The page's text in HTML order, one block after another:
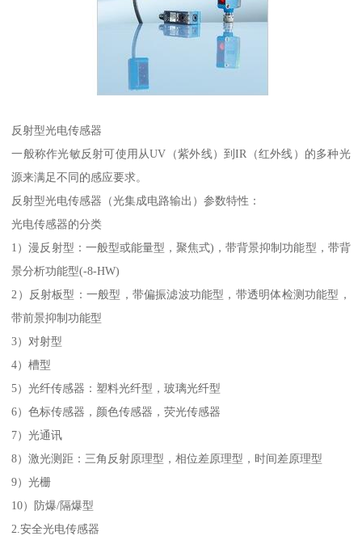
反射型光电传感器
一般称作光敏反射可使用从UV（紫外线）到IR（红外线）的多种光
源来满足不同的感应要求。
反射型光电传感器（光集成电路输出）参数特性：
光电传感器的分类
1）漫反射型：一般型或能量型，聚焦式)，带背景抑制功能型，带背
景分析功能型(-8-HW)
2）反射板型：一般型，带偏振滤波功能型，带透明体检测功能型，
带前景抑制功能型
3）对射型
4）槽型
5）光纤传感器：塑料光纤型，玻璃光纤型
6）色标传感器，颜色传感器，荧光传感器
7）光通讯
8）激光测距：三角反射原理型，相位差原理型，时间差原理型
9）光栅
10）防爆/隔爆型
2.安全光电传感器